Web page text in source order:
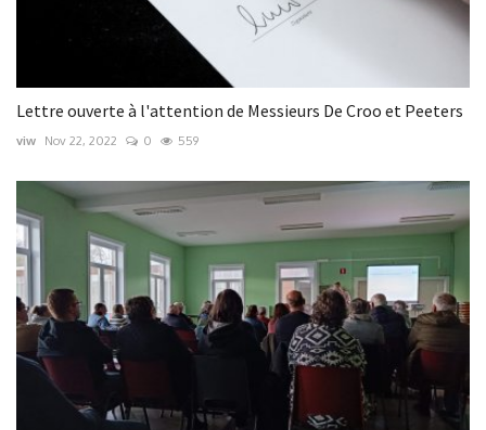
Lettre ouverte à l'attention de Messieurs De Croo et Peeters
viw Nov 22, 2022 0 559